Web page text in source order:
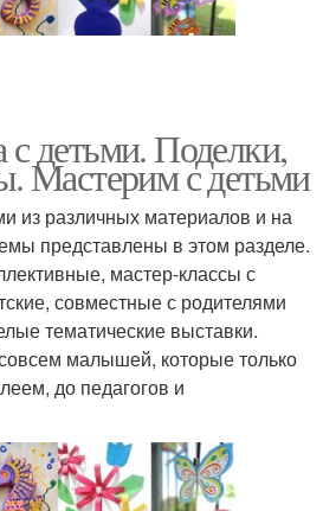
детьми. Поделки,
Мастерим с детьми
из различных материалов и на
представлены в этом разделе.
мастер-классы с
совместные с родителями
тематические выставки.
малышей, которые только
до педагогов и